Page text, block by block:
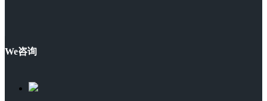
We咨询